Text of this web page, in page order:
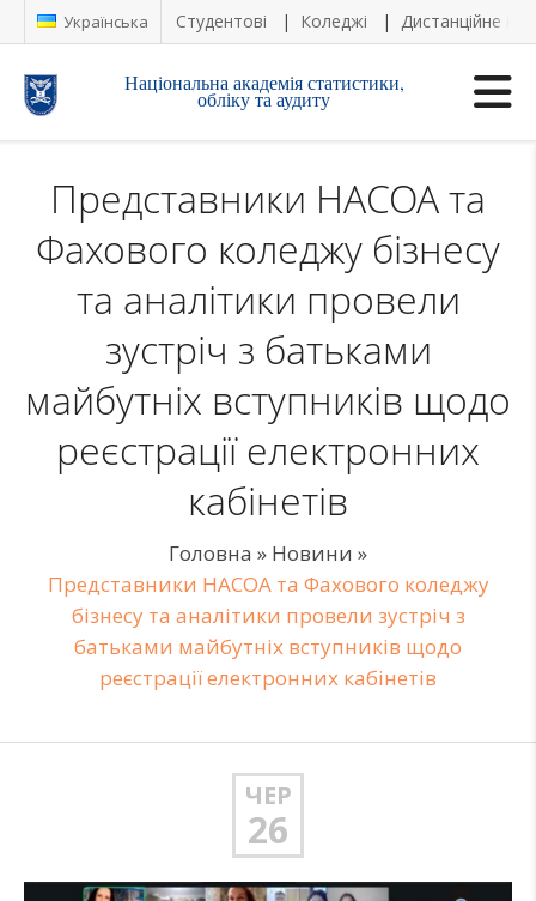
Українська Студентові Коледжі Дистанційне
Національна академія статистики,
обліку та аудиту
Представники НАСОА та
Фахового коледжу бізнесу
та аналітики провели
зустріч з батьками
майбутніх вступників щодо
реєстрації електронних
кабінетів
Головна » Новини »
Представники НАСОА та Фахового коледжу
бізнесу та аналітики провели зустріч з
батьками майбутніх вступників щодо
реєстрації електронних кабінетів
ЧЕР
26